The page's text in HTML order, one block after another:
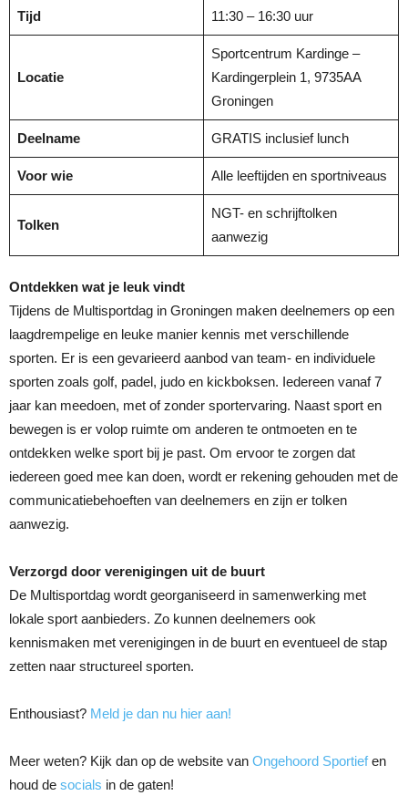
Tijd 11:30 – 16:30 uur
Locatie
Sportcentrum Kardinge –
Kardingerplein 1, 9735AA
Groningen
Deelname GRATIS inclusief lunch
Voor wie Alle leeftijden en sportniveaus
Tolken
NGT- en schrijftolken
aanwezig
Ontdekken wat je leuk vindt
Tijdens de Multisportdag in Groningen maken deelnemers op een
laagdrempelige en leuke manier kennis met verschillende
sporten. Er is een gevarieerd aanbod van team- en individuele
sporten zoals golf, padel, judo en kickboksen. Iedereen vanaf 7
jaar kan meedoen, met of zonder sportervaring. Naast sport en
bewegen is er volop ruimte om anderen te ontmoeten en te
ontdekken welke sport bij je past. Om ervoor te zorgen dat
iedereen goed mee kan doen, wordt er rekening gehouden met de
communicatiebehoeften van deelnemers en zijn er tolken
aanwezig.
Verzorgd door verenigingen uit de buurt
De Multisportdag wordt georganiseerd in samenwerking met
lokale sport aanbieders. Zo kunnen deelnemers ook
kennismaken met verenigingen in de buurt en eventueel de stap
zetten naar structureel sporten.
Enthousiast? Meld je dan nu hier aan!
Meer weten? Kijk dan op de website van Ongehoord Sportiefen
houd de socials in de gaten!